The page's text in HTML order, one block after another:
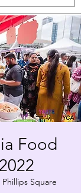
Food
Square